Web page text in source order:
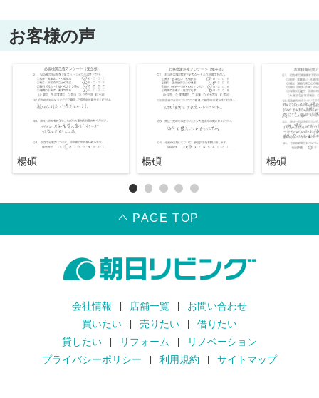
お客様の声
楊碩 楊碩 楊碩
PAGE TOP
会社情報 店舗一覧
お問い合わせ
買いたい
売りたい
借りたい
貸したい
リフォーム
リノベーション
プライバシーポリシー
利用規約 サイトマップ